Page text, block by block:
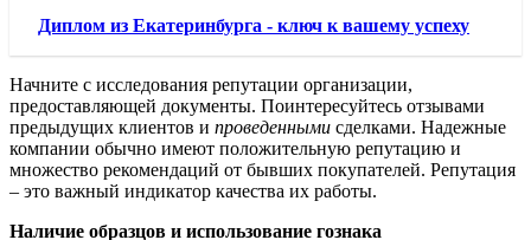
Диплом из Екатеринбурга - ключ к вашему успеху
Начните с исследования репутации организации,
предоставляющей документы. Поинтересуйтесь отзывами
предыдущих клиентов и проведенными сделками. Надежные
компании обычно имеют положительную репутацию и
множество рекомендаций от бывших покупателей. Репутация
– это важный индикатор качества их работы.
Наличие образцов и использование гознака